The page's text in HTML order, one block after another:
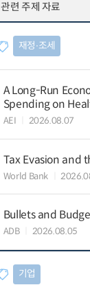
관련 주제 자료
재정∙조세
A Long-Run
Spending on
AEI 2026.08.07
Tax Evasion and
World Bank
Bullets and
ADB 2026.08.05
기업